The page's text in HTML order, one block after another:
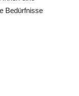
Bedürfnisse